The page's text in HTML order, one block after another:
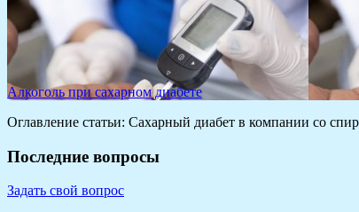
Алкоголь при сахарном диабете
Оглавление статьи: Сахарный диабет в компании со
Последние вопросы
Задать свой вопрос